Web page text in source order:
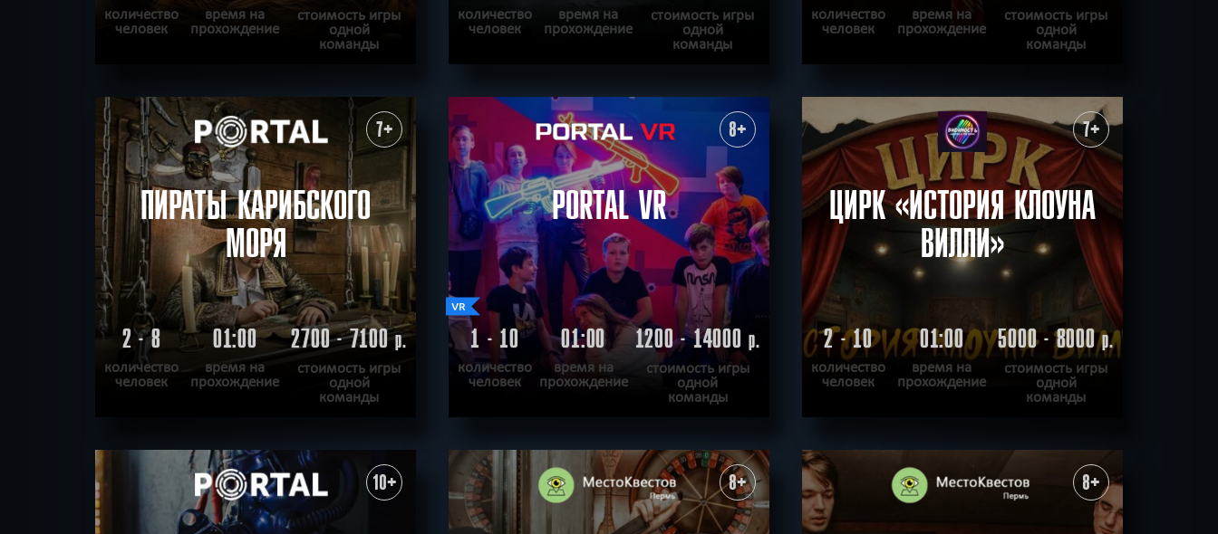
количество
человек
время на
прохождение
стоимость игры
одной
команды
ХОЧУ ПРОЙТИ | КВЕСТ ПРОЙДЕН
количество
человек
время на
прохождение
стоимость игры
одной
команды
ХОЧУ ПРОЙТИ | КВЕСТ ПРОЙДЕН
количество
человек
время на
прохождение
стоимость игры
одной
команды
ХОЧУ ПРОЙТИ | КВЕСТ ПРОЙДЕН
7+
ПИРАТЫ КАРИБСКОГО
МОРЯ
2 - 8
количество
человек
01:00
время на
прохождение
2700 - 7100р.
стоимость игры
одной
команды
ХОЧУ ПРОЙТИ | КВЕСТ ПРОЙДЕН
8+
PORTAL VR
1 - 10
количество
человек
01:00
время на
прохождение
1200 - 14000р.
стоимость игры
одной
команды
ХОЧУ ПРОЙТИ | КВЕСТ ПРОЙДЕН
7+
ЦИРК «ИСТОРИЯ КЛОУНА
ВИЛЛИ»
2 - 10
количество
человек
01:00
время на
прохождение
5000 - 8000р.
стоимость игры
одной
команды
ХОЧУ ПРОЙТИ КВЕСТ ПРОЙДЕН
10+ 8+ 8+